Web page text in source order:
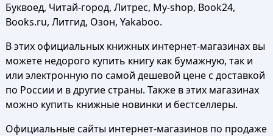
Буквоед, Читай-город, Литрес, My-shop, Book24,
Books.ru, Литгид, Озон, Yakaboo.
В этих официальных книжных интернет-магазинах вы
можете недорого купить книгу как бумажную, так и
или электронную по самой дешевой цене с доставкой
по России и в другие страны. Также в этих магазинах
можно купить книжные новинки и бестселлеры.
Официальные сайты интернет-магазинов по продаже